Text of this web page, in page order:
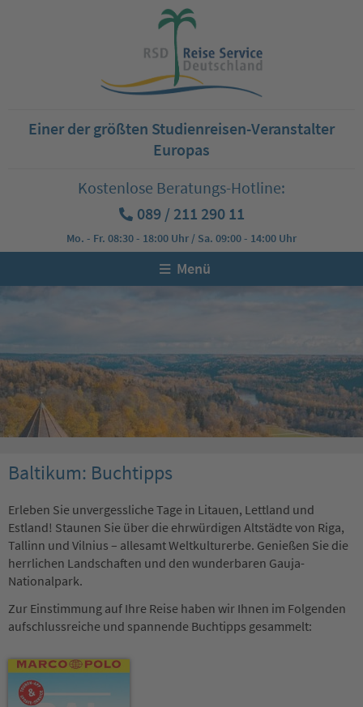
Einer der größten Studienreisen-Veranstalter
Europas
Kostenlose Beratungs-Hotline:
089 / 211 290 11
Mo. - Fr. 08:30 - 18:00 Uhr / Sa. 09:00 - 14:00 Uhr
Menü
Baltikum: Buchtipps
Erleben Sie unvergessliche Tage in Litauen, Lettland und
Estland! Staunen Sie über die ehrwürdigen Altstädte von Riga,
Tallinn und Vilnius – allesamt Weltkulturerbe. Genießen Sie die
herrlichen Landschaften und den wunderbaren Gauja-
Nationalpark.
Zur Einstimmung auf Ihre Reise haben wir Ihnen im Folgenden
aufschlussreiche und spannende Buchtipps gesammelt: